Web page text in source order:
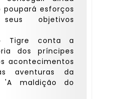
poupará esforços
objetivos
Tigre conta a
dos príncipes
acontecimentos
aventuras da
'A maldição do